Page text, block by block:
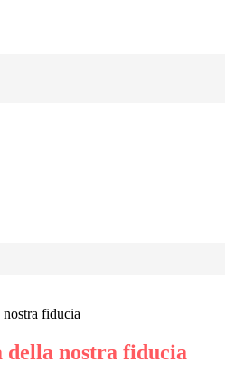
fiducia
della nostra fiducia